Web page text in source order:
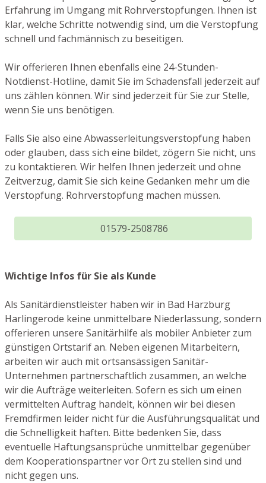
Erfahrung im Umgang mit Rohrverstopfungen. Ihnen ist
klar, welche Schritte notwendig sind, um die Verstopfung
schnell und fachmännisch zu beseitigen.
Wir offerieren Ihnen ebenfalls eine 24-Stunden-
Notdienst-Hotline, damit Sie im Schadensfall jederzeit auf
uns zählen können. Wir sind jederzeit für Sie zur Stelle,
wenn Sie uns benötigen.
Falls Sie also eine Abwasserleitungsverstopfung haben
oder glauben, dass sich eine bildet, zögern Sie nicht, uns
zu kontaktieren. Wir helfen Ihnen jederzeit und ohne
Zeitverzug, damit Sie sich keine Gedanken mehr um die
Verstopfung. Rohrverstopfung machen müssen.
01579-2508786
Wichtige Infos für Sie als Kunde
Als Sanitärdienstleister haben wir in Bad Harzburg
Harlingerode keine unmittelbare Niederlassung, sondern
offerieren unsere Sanitärhilfe als mobiler Anbieter zum
günstigen Ortstarif an. Neben eigenen Mitarbeitern,
arbeiten wir auch mit ortsansässigen Sanitär-
Unternehmen partnerschaftlich zusammen, an welche
wir die Aufträge weiterleiten. Sofern es sich um einen
vermittelten Auftrag handelt, können wir bei diesen
Fremdfirmen leider nicht für die Ausführungsqualität und
die Schnelligkeit haften. Bitte bedenken Sie, dass
eventuelle Haftungsansprüche unmittelbar gegenüber
dem Kooperationspartner vor Ort zu stellen sind und
nicht gegen uns.